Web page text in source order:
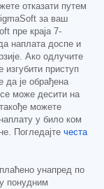
отказати путем
за ваш
пре краја 7-
наплата доспе и
Ако одлучите
изгубити приступ
да је обрађена
може десити на
можете
у било ком
Погледајте честа
унапред по
понудним